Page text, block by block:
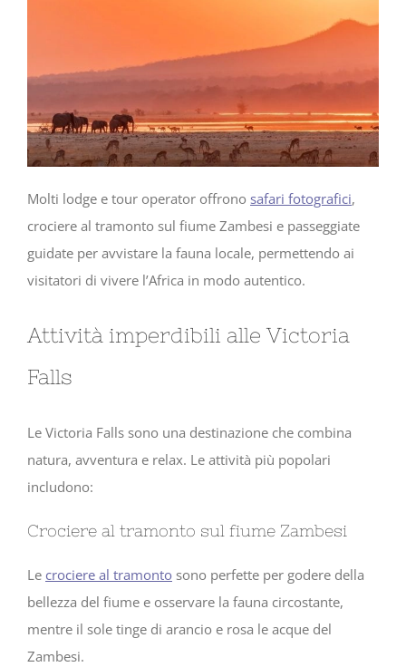
Molti lodge e tour operator offrono safari fotografici,
crociere al tramonto sul fiume Zambesi e passeggiate
guidate per avvistare la fauna locale, permettendo ai
visitatori di vivere l’Africa in modo autentico.
Attività imperdibili alle Victoria
Falls
Le Victoria Falls sono una destinazione che combina
natura, avventura e relax. Le attività più popolari
includono:
Crociere al tramonto sul fiume Zambesi
Le crociere al tramonto sono perfette per godere della
bellezza del fiume e osservare la fauna circostante,
mentre il sole tinge di arancio e rosa le acque del
Zambesi.